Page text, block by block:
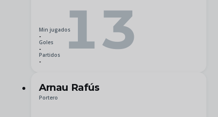
Min jugados
-
Goles
-
Partidos
-
13
Arnau Rafús
Portero